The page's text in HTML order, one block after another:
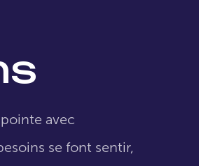
avec
se font sentir,